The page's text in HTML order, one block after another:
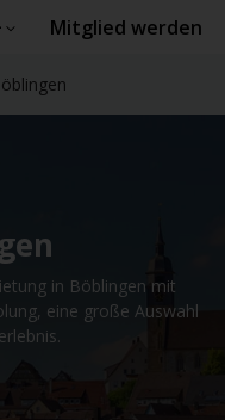
Mitglied werden
in Böblingen mit
eine große Auswahl